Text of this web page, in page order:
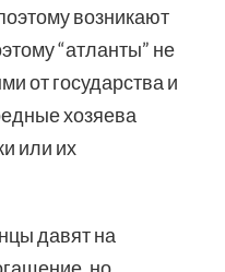
возникают
“атланты” не
от государства и
хозяева
или их
давят на